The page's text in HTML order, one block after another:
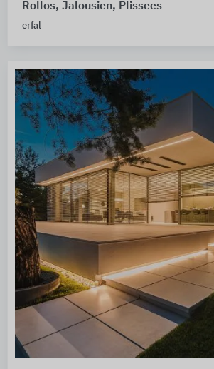
Rollos, Jalousien, Plissees
erfal